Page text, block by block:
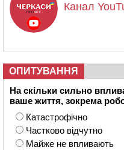
Канал
ОПИТУВАННЯ
На скільки сильно
ваше життя, зокрема
Катастрофічно
Частково відчутно
Майже не впливають